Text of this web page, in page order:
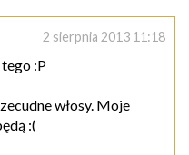
2 sierpnia 2013 11:18
:P
włosy. Moje
:(